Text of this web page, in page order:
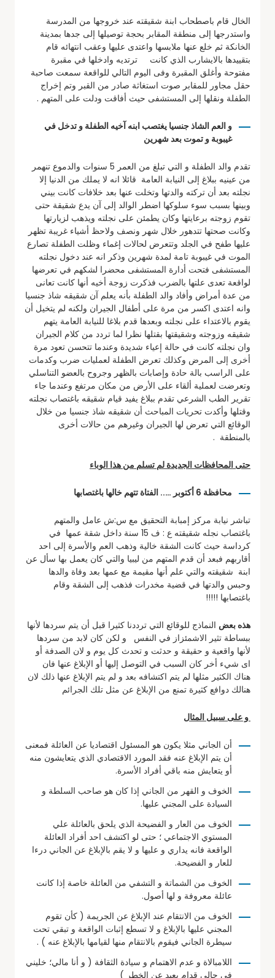
الخال قام باصطحاب ابنة شقيقته عند خروجها من المدرسة
واستدرجها إلى منطقة المقابر بحجة توصيلها إلى جدها بمدينة
الخانكة ثم خلع عنها ملابسها واعتدى عليها وعقب انتهائه قام
بتقييدها بالايشارب الذي كانت ترتديه وادخلها في مقبرة
مفتوحة وأغلق المقبرة وفى اليوم التالي للواقعة سمعت صاحبة
حقل مجاور للمقابر صوت استغاثة صادر من القبر وتم إخراج
الطفلة ونقلها إلى المستشفى حيث أفاقت ودلت على المتهم .
و العم الشاذ جنسيا يغتصب ابنه آخيه الطفلة و تدخل في
غيبوبة و تموت بعد شهرين
تقدم والد الطفلة و التي تبلغ من العمر 5 سنوات والدموع تنهمر
من عينيه ببلاغ إلى النيابة العامة قائلا انه لا يملك من الدنيا إلا
نجلته بعد أن تركته والدتها وتخلت عنها بعد خلافات كانت بيني
وبينها بسبب سوء سلوكها اضطر الوالد إلى آن يدع شقيقة حتى
تقوم زوجته برعايتها وكان يطمئن على نجلته ويذهب لزيارتها
وكانت صحتها تتدهور خلال شهر ونصف ولاحظ أشياء غريبة تظهر
عليها طفح في الجلد وتتعرض لحالات إغماء وظلت الطفلة تصارع
الموت في غيبوبة تامة لمدة شهرين وذكر انه عند دخول نجلته
المستشفى فتحت أدارة المستشفى محضرا لشكهم في تعرضها
لواقعة تعدى علتها بالضرب فذكرت زوجة أخيه أنها كانت تعانى
من عدة أمراض وأفاد والد الطفلة بأنه يعلم آن شقيقه شاذ جنسيا
وانه اعتدى اكسر من مرة على أطفال الجيران ولكنه لم يتخيل أن
يقوم بالاعتداء على نجلته وبعدها قدم بلاغا للنيابة العامة يتهم
شقيقه وزوجته وشقيقتها بقتلها نظرا لما تردد من كلام الجيران
وان نجلته كانت في حالة إعياء شديدة وعندما تتحسن تعود مرة
أخرى إلى المرض وكذلك تعرض الطفلة لعمليات ضرب وكدمات
على الراسب بالة حادة وإصابات بالظهر وجروح بالعضو التناسلي
وتعرضت لعملية ألقاء على الأرض من مكان مرتفع وعندما جاء
تقرير الطب الشرعي تقدم ببلاغ يفيد قيام شقيقه باغتصاب نجلته
وقتلها وأكدت تحريات المباحث أن شقيقه شاذ جنسيا من خلال
الوقائع التي تعرض لها الجيران وغيرهم من حالات أخرى
بالمنطقة .
حتى المحافظات الجديدة لم تسلم من هذا الوباء
محافظة 6 أكتوبر ….. الفتاة تتهم خالها باغتصابها
تباشر نيابة مركز إمبابة التحقيق مع س:ش عامل والمتهم
باغتصاب نجله شقيقته ع : ف 15 سنة داخل شقة عمها في
كرداسة حيث كانت الشقة خالية وذهب العم والأسرة إلى احد
أقاربهم فبعد أن قدم المتهم من ليبيا والتي كان يعمل بها سأل عن
ابنة شقيقته والتي علم أنها مقيمة مع عمها بعد وفاة والدها
وحبس والدتها في قضية مخدرات فذهب إلى الشقة وقام
باغتصابها !!!!!
هذه بعض النماذج للوقائع التي ترددنا كثيرا قبل أن يتم سردها لأنها
ببساطة تثير الاشمئزاز في النفس و لكن كان لابد من سردها
لأنها واقعية و حقيقة و حدثت و تحدث كل يوم و لان الصدفة أو
اى شيء أخر كان السبب في التوصل إليها أو الإبلاغ عنها فان
هناك الكثير مثلها لم يتم اكتشافه بعد و لم يتم الإبلاغ عنها ذلك لان
هنالك دوافع كثيرة تمنع من الإبلاغ عن مثل تلك الجرائم
و على سبيل المثال
أن الجاني مثلا يكون هو المسئول اقتصاديا عن العائلة فمعنى
أن يتم الإبلاغ عنه فقد المورد الاقتصادي الذي يتعايشون منه
أو يتعايش منه باقي أفراد الأسرة.
الخوف و القهر من الجاني إذا كان هو صاحب السلطة و
السيادة على المجني عليها.
الخوف من العار و الفضيحة الذي يلحق بالعائلة علي
المستوي الاجتماعي ؛ حتى لو اكتشف احد أفراد العائلة
الواقعة فانه يداري و عليها و لا يقم بالإبلاغ عن الجاني درءا
للعار و الفضيحة.
الخوف من الشماتة و التشفي من العائلة خاصة إذا كانت
عائلة معروفة و لها أصول.
الخوف من الانتقام عند الإبلاغ عن الجريمة ( كأن تقوم
المجني عليها بالإبلاغ و لا تسطع إثبات الواقعة و تبقي تحت
سيطرة الجاني فيقوم بالانتقام منها لقيامها بالإبلاغ عنه ) .
اللامبالاة و عدم الاهتمام و سيادة الثقافة ( و أنا مالي؛ خليني
في حالي قدام بعيد عن الخطر )